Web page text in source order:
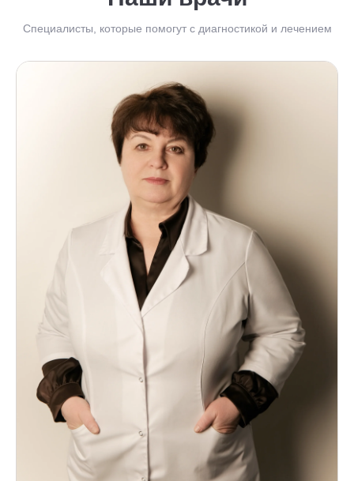
Специалисты, которые помогут с диагностикой и лечением